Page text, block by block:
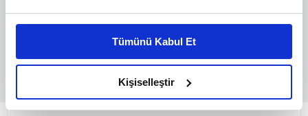
Bu çerezlere izin vermeniz halinde sizlere özel
daha iyi reklam deneyimi yaşatabiliriz. Bunu yaparken
amacımızın size daha iyi bir reklam deneyimi sunmak
olduğunu ve sizlere en iyi içerikleri sunabilmek adına
elimizden gelen çabayı gösterdiğimizi ve bu noktada,
reklamların maliyetlerimizi karşılamak noktasında tek gelir
Tümünü Kabul Et
Kişiselleştir